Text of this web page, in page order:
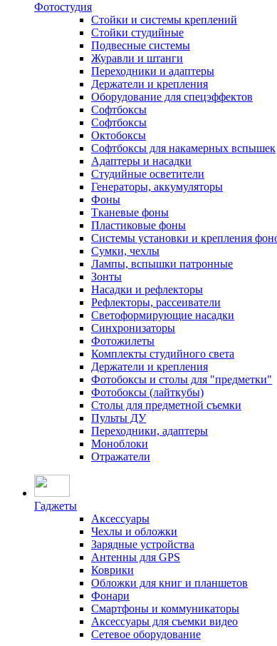
Фотостудия
Стойки и системы креплений
Стойки студийные
Подвесные системы
Журавли и штанги
Переходники и адаптеры
Держатели и крепления
Оборудование для спецэффектов
Софтбоксы
Софтбоксы
Октобоксы
Софтбоксы для накамерных вспышек
Адаптеры и насадки
Студийные осветители
Генераторы, аккумуляторы
Фоны
Тканевые фоны
Пластиковые фоны
Системы установки и крепления
Сумки, чехлы
Лампы, вспышки патронные
Зонты
Насадки и рефлекторы
Рефлекторы, рассеиватели
Светоформирующие насадки
Синхронизаторы
Фотожилеты
Комплекты студийного света
Держатели и крепления
Фотобоксы и столы для "предметки"
Фотобоксы (лайткубы)
Столы для предметной съемки
Пульты ДУ
Переходники, адаптеры
Моноблоки
Отражатели
Гаджеты
Аксессуары
Чехлы и обложки
Зарядные устройства
Антенны для GPS
Коврики
Обложки для книг и планшетов
Фонари
Смартфоны и коммуникаторы
Аксессуары для съемки видео
Сетевое оборудование